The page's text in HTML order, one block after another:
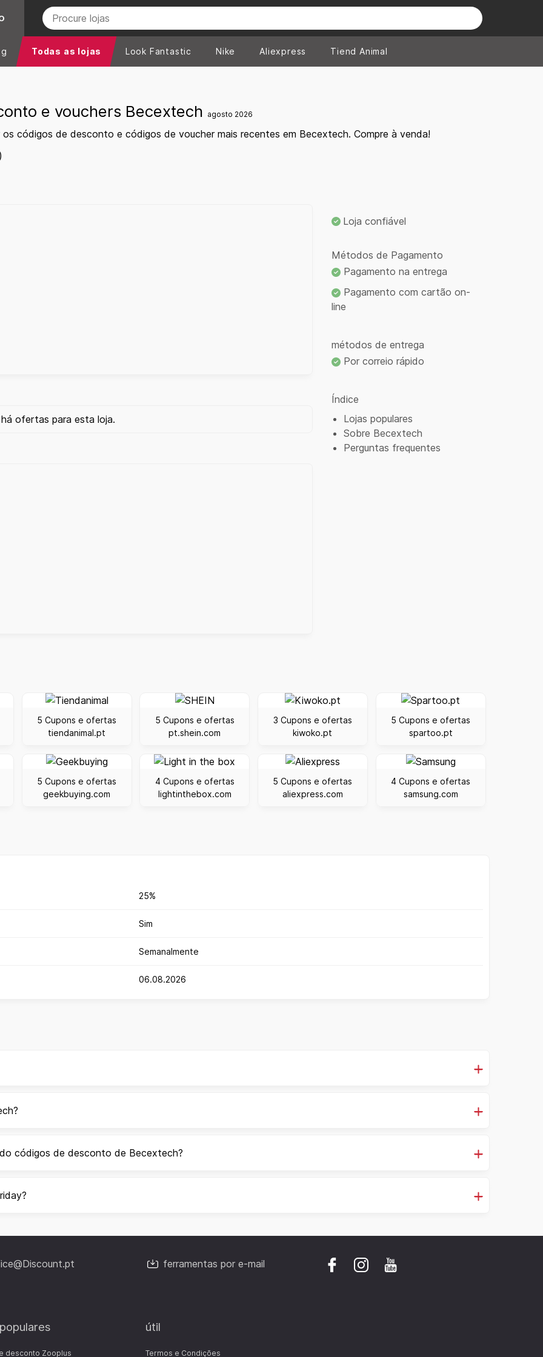
Todas as lojas Look Fantastic Nike Aliexpress Tiend Animal
e vouchers Becextech agosto 2026
códigos de desconto e códigos de voucher mais recentes em Becextech. Compre à venda!
ofertas para esta loja.
Loja confiável
Métodos de Pagamento
Pagamento na entrega
Pagamento com cartão on-
line
métodos de entrega
Por correio rápido
Índice
Lojas populares
Sobre Becextech
Perguntas frequentes
5 Cupons e ofertas
tiendanimal.pt
5 Cupons e ofertas
pt.shein.com
3 Cupons e ofertas
kiwoko.pt
5 Cupons e ofertas
spartoo.pt
5 Cupons e ofertas
geekbuying.com
4 Cupons e ofertas
lightinthebox.com
5 Cupons e ofertas
aliexpress.com
4 Cupons e ofertas
samsung.com
25%
Sim
Semanalmente
06.08.2026
códigos de desconto de Becextech?
ferramentas por e-mail
desconto Zooplus
útil
Termos e Condições